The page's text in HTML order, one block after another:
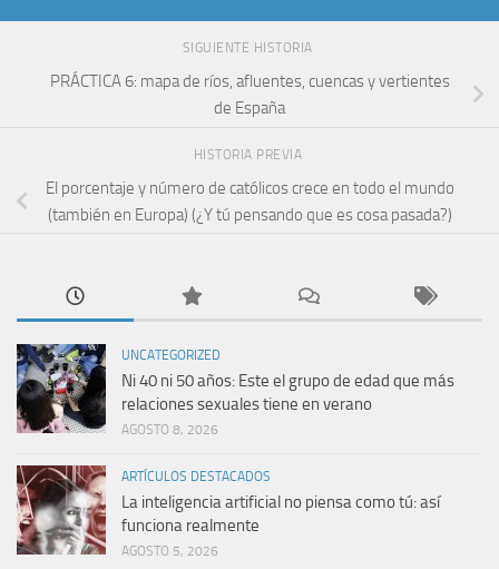
SIGUIENTE HISTORIA
PRÁCTICA 6: mapa de rí­os, afluentes, cuencas y vertientes
de España
HISTORIA PREVIA
El porcentaje y número de católicos crece en todo el mundo
(también en Europa) (¿Y tú pensando que es cosa pasada?)
UNCATEGORIZED
Ni 40 ni 50 años: Este el grupo de edad que más
relaciones sexuales tiene en verano
AGOSTO 8, 2026
ARTÍCULOS DESTACADOS
La inteligencia artificial no piensa como tú: así
funciona realmente
AGOSTO 5, 2026